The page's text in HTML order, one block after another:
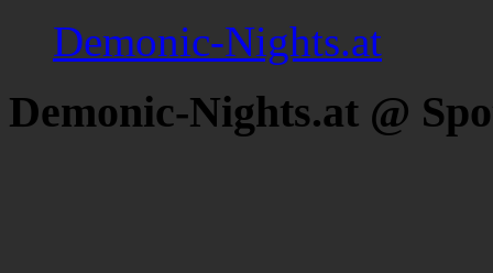
Demonic-Nights.at
Demonic-Nights.at @